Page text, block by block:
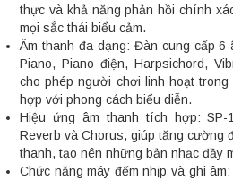
thực và khả năng phản hồi chính
mọi sắc thái biểu cảm.
Âm thanh đa dạng: Đàn cung cấp 6
Piano, Piano điện, Harpsichord,
cho phép người chơi linh hoạt
hợp với phong cách biểu diễn.
Hiệu ứng âm thanh tích hợp:
Reverb và Chorus, giúp tăng cường
thanh, tạo nên những bản nhạc đầy
Chức năng máy đếm nhịp và ghi